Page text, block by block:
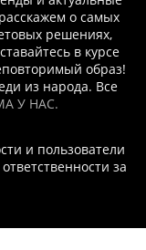
о самых
решениях,
в курсе
образ!
из народа. Все
У НАС.
и пользователи
за